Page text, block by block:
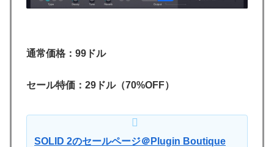
通常価格：99ドル
セール特価：29ドル（70%OFF）
SOLID 2のセールページ＠Plugin Boutique